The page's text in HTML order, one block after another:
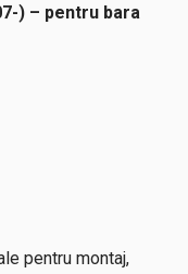
) – pentru bara
pentru montaj,